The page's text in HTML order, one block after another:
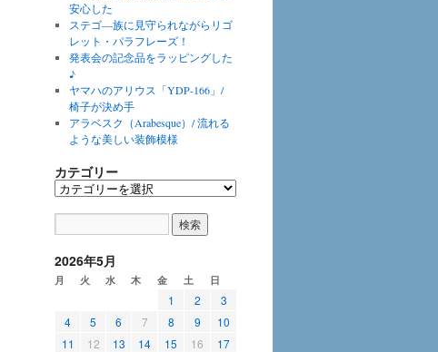
安心した
ステゴ―族に見守られながらリゴ
レット・パラフレーズ！
発表会の記念品をラッピングした
♪
ヤマハのアリウス「YDP-166」/
椅子が決め手
アラベスク（Arabesque）/ 流れる
ような美しい装飾模様
カテゴリー
カ
リ
2026年5月
月 火 水 木 金 土 日
1 2
3
4
5 6 7 8 9
10
11
12 13 14 15 16
17